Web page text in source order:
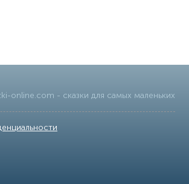
online.com - сказки для самых маленьких